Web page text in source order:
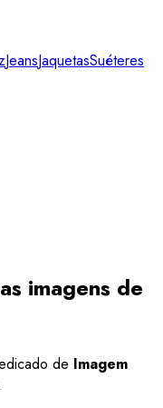
JeansJaquetasSuéteres
imagens de
de Imagem